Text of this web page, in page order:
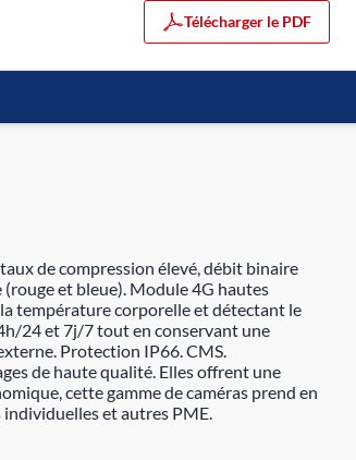
Télécharger le PDF
de compression élevé, débit binaire
et bleue). Module 4G hautes
température corporelle et détectant le
24 et 7j/7 tout en conservant une
Protection IP66. CMS.
de haute qualité. Elles offrent une
cette gamme de caméras prend en
individuelles et autres PME.